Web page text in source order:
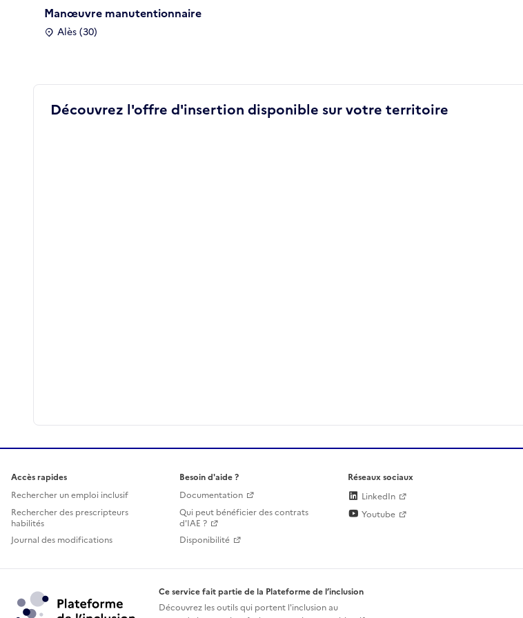
Manœuvre manutentionnaire
Alès (30)
Découvrez l'offre d'insertion disponible sur votre territoire
Accès rapides
Rechercher un emploi inclusif
Rechercher des prescripteurs
habilités
Journal des modifications
Besoin d'aide ?
Documentation
Qui peut bénéficier des contrats
d'IAE ?
Disponibilité
Réseaux sociaux
LinkedIn
Youtube
Ce service fait partie de la Plateforme de l’inclusion
Découvrez les outils qui portent l'inclusion au